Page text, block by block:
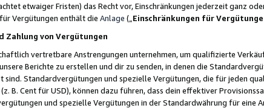
etwaiger Fristen) das Recht vor, Einschränkungen jederzeit ganz
Vergütungen enthält die Anlage („ Einschränkungen für
Zahlung von Vergütungen
vertretbare Anstrengungen unternehmen, um qualifizierte
Berichte zu erstellen und dir zu senden, in denen die
sind. Standardvergütungen und spezielle Vergütungen, die für jeden
B. Cent für USD), können dazu führen, dass dein effektiver
und spezielle Vergütungen in der Standardwährung für eine